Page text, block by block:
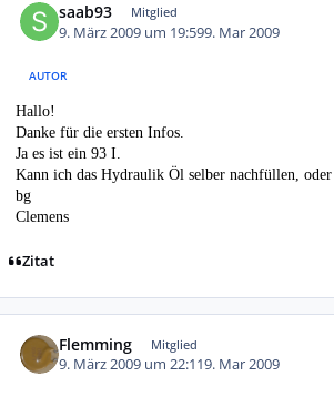
saab93 Mitglied
9. März 2009 um 19:599. Mar 2009
AUTOR
Hallo!
Danke für die ersten Infos.
Ja es ist ein 93 I.
Kann ich das Hydraulik Öl selber nachfüllen, oder
bg
Clemens
Zitat
Flemming Mitglied
9. März 2009 um 22:119. Mar 2009